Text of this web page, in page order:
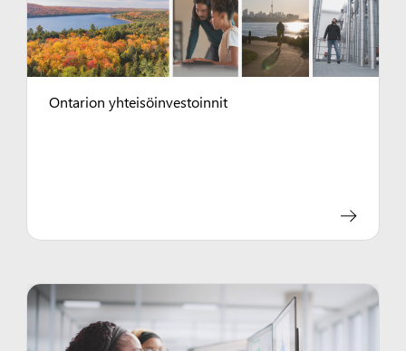
Ontarion yhteisöinvestoinnit